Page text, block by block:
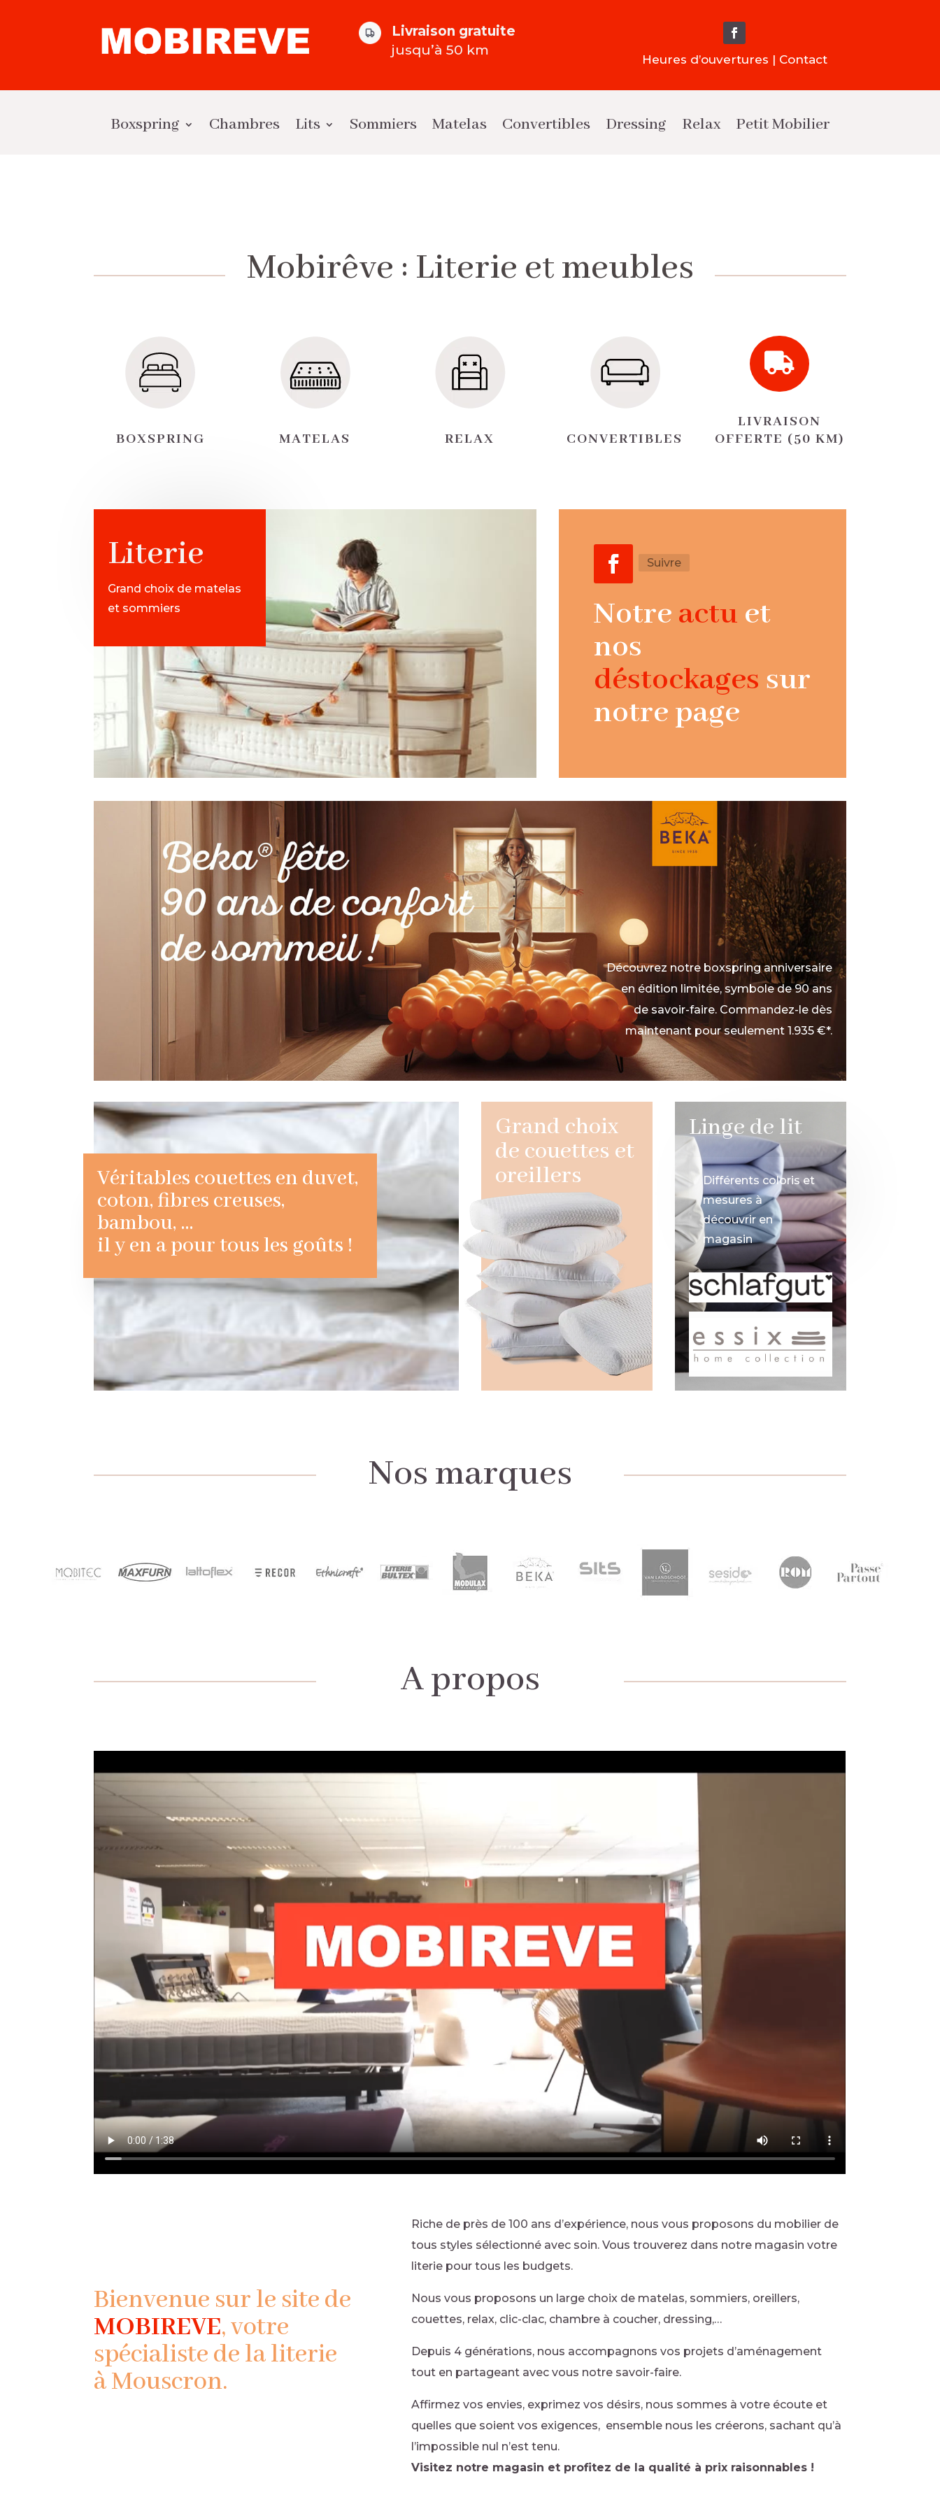
Livraison gratuite
jusqu’à 50 km
Heures d’ouvertures | Contact
Boxspring Chambres Lits Sommiers Matelas Convertibles Dressing Relax Petit Mobilier
Mobirêve : Literie et meubles
BOXSPRING MATELAS RELAX CONVERTIBLES

LIVRAISON
OFFERTE (50 KM)
Literie
Grand choix de matelas
et sommiers
Suivre
Notre actu et
nos
déstockages sur
notre page
Découvrez notre boxspring anniversaire
en édition limitée, symbole de 90 ans
de savoir-faire. Commandez-le dès
maintenant pour seulement 1.935 €*.
Véritables couettes en duvet,
coton, fibres creuses,
bambou, …
il y en a pour tous les goûts !
Grand choix
de couettes et
oreillers
Linge de lit
Différents coloris et
mesures à
découvrir en
magasin
Nos marques
A propos
Bienvenue sur le site de
MOBIREVE, votre
spécialiste de la literie
à Mouscron.
Riche de près de 100 ans d’expérience, nous vous proposons du mobilier de
tous styles sélectionné avec soin. Vous trouverez dans notre magasin votre
literie pour tous les budgets.
Nous vous proposons un large choix de matelas, sommiers, oreillers,
couettes, relax, clic-clac, chambre à coucher, dressing,…
Depuis 4 générations, nous accompagnons vos projets d’aménagement
tout en partageant avec vous notre savoir-faire.
Affirmez vos envies, exprimez vos désirs, nous sommes à votre écoute et
quelles que soient vos exigences, ensemble nous les créerons, sachant qu’à
l’impossible nul n’est tenu.
Visitez notre magasin et profitez de la qualité à prix raisonnables !